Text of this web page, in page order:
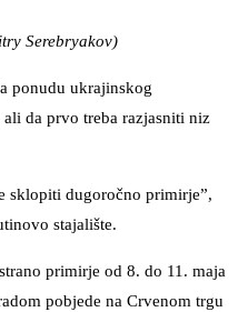
Serebryakov)
ponudu ukrajinskog
da prvo treba razjasniti niz
sklopiti dugoročno primirje”,
stajalište.
primirje od 8. do 11. maja
pobjede na Crvenom trgu